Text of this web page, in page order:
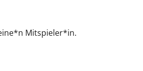
Mitspieler*in.